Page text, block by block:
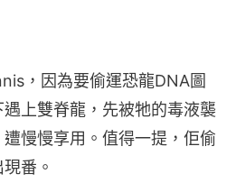
，因為要偷運恐龍DNA圖
上雙脊龍，先被牠的毒液襲
慢慢享用。值得一提，佢偷
番。